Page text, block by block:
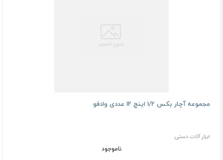
مجموعه آچار بکس 1/2 اینچ 12 عددی وادفو
ابزار آلات دستی
ناموجود